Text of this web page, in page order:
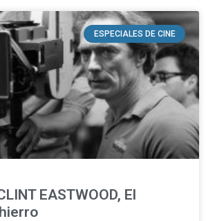
ESPECIALES DE CINE
EASTWOOD, El